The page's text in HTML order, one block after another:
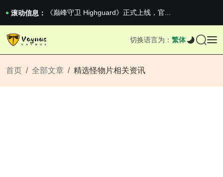
滚动信息：
《巅峰守卫 Highguard》正式上线，官...
男生找对象最重要的是什么？太真实了
2026澳网男单收官：全满贯对上全满亚，德约...
切换语言为： 繁体
首页 全部文章 精选怪物片相关资讯